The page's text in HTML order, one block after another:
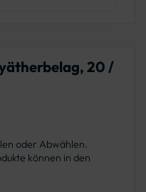
20 /
oder Abwählen.
können in den